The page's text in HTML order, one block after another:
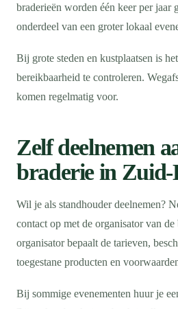
braderieën worden één keer per jaar
onderdeel van een groter lokaal
Bij grote steden en kustplaatsen is
bereikbaarheid te controleren.
komen regelmatig voor.
Zelf deelnemen
braderie in
Wil je als standhouder deelnemen?
contact op met de organisator van
organisator bepaalt de tarieven,
toegestane producten en
Bij sommige evenementen huur je